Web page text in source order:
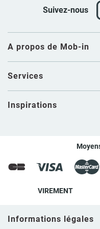
bondes Mob-In respectent
pour l'évacuation,
A propos de Mob-in
Services
Inspirations
Suivez-nous
VIREMENT
Informations légales